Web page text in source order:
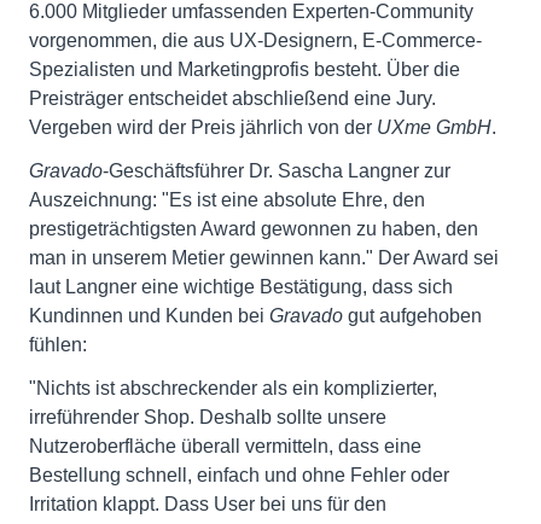
6.000 Mitglieder umfassenden Experten-Community
vorgenommen, die aus UX-Designern, E-Commerce-
Spezialisten und Marketingprofis besteht. Über die
Preisträger entscheidet abschließend eine Jury.
Vergeben wird der Preis jährlich von der UXme GmbH.
Gravado-Geschäftsführer Dr. Sascha Langner zur
Auszeichnung: "Es ist eine absolute Ehre, den
prestigeträchtigsten Award gewonnen zu haben, den
man in unserem Metier gewinnen kann." Der Award sei
laut Langner eine wichtige Bestätigung, dass sich
Kundinnen und Kunden bei Gravado gut aufgehoben
fühlen:
"Nichts ist abschreckender als ein komplizierter,
irreführender Shop. Deshalb sollte unsere
Nutzeroberfläche überall vermitteln, dass eine
Bestellung schnell, einfach und ohne Fehler oder
Irritation klappt. Dass User bei uns für den